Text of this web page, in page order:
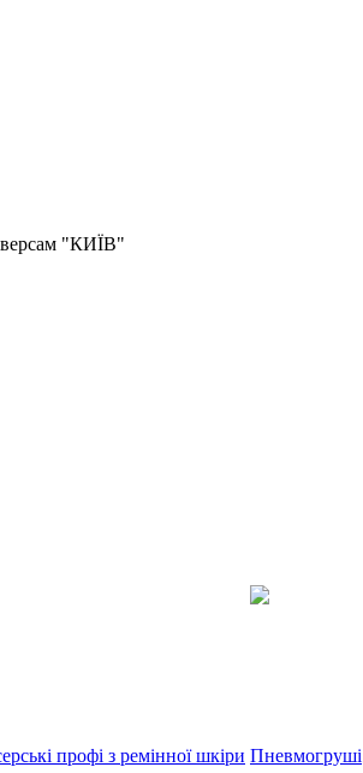
"КИЇВ"
профі з ремінної шкіри Пневмогруші